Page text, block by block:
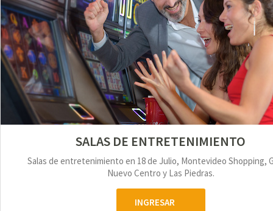
SALAS DE ENTRETENIMIENTO
Salas de entretenimiento en 18 de Julio, Montevideo Shopping,
Nuevo Centro y Las Piedras.
INGRESAR